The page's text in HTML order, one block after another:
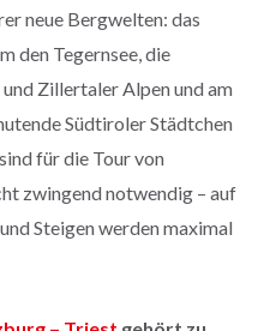
neue Bergwelten: das
den Tegernsee, die
Zillertaler Alpen und am
Südtiroler Städtchen
für die Tour von
zwingend notwendig – auf
Steigen werden maximal